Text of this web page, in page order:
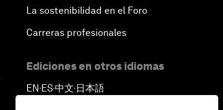
La sostenibilidad en el Foro
Carreras profesionales
Ediciones en otros idiomas
EN ▪ ES▪中文▪ 日本語